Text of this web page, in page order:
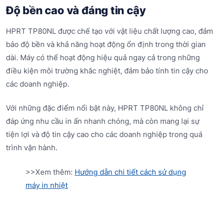
Độ bền cao và đáng tin cậy
HPRT TP80NL được chế tạo với vật liệu chất lượng cao, đảm
bảo độ bền và khả năng hoạt động ổn định trong thời gian
dài. Máy có thể hoạt động hiệu quả ngay cả trong những
điều kiện môi trường khắc nghiệt, đảm bảo tính tin cậy cho
các doanh nghiệp.
Với những đặc điểm nổi bật này, HPRT TP80NL không chỉ
đáp ứng nhu cầu in ấn nhanh chóng, mà còn mang lại sự
tiện lợi và độ tin cậy cao cho các doanh nghiệp trong quá
trình vận hành.
>>Xem thêm: Hướng dẫn chi tiết cách sử dụng
máy in nhiệt